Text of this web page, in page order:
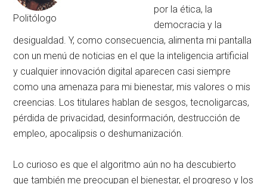
Politólogo
por la ética, la
democracia y la
desigualdad. Y, como consecuencia, alimenta mi pantalla
con un menú de noticias en el que la inteligencia artificial
y cualquier innovación digital aparecen casi siempre
como una amenaza para mi bienestar, mis valores o mis
creencias. Los titulares hablan de sesgos, tecnoligarcas,
pérdida de privacidad, desinformación, destrucción de
empleo, apocalipsis o deshumanización.
Lo curioso es que el algoritmo aún no ha descubierto
que también me preocupan el bienestar, el progreso y los